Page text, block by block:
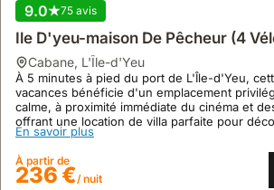
9.0 75 avis
Ile D'yeu-maison De Pêcheur (4
cabane, L'Île-d'Yeu
À 5 minutes à pied du port de L'Île-d'Yeu,
vacances bénéficie d'un emplacement
calme, à proximité immédiate du cinéma et
offrant une location de villa parfaite pour
Cette villa accueillante pour 5 personnes
une cuisine équipée, un jardin avec
unique avec lits superposés, ainsi que 3
environs.
En savoir plus
À partir de
236 €/ nuit